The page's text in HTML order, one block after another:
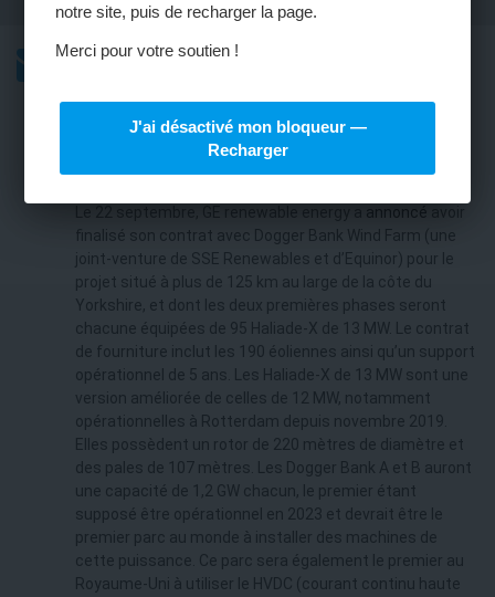
L’ACTU
ÉOLIEN OFFSHORE
Un contrat de 2,5 GW pour GE
annoncé
finalisé son contrat avec Dogger Bank Wind Farm (une
joint-venture de SSE Renewables et d’Equinor) pour le
projet situé à plus de 125 km au large de la côte du
Yorkshire, et dont les deux premières phases seront
chacune équipées de 95 Haliade-X de 13 MW. Le contrat
de fourniture inclut les 190 éoliennes ainsi qu’un support
opérationnel de 5 ans. Les Haliade-X de 13 MW sont une
version améliorée de celles de 12 MW, notamment
opérationnelles à Rotterdam depuis novembre 2019.
Elles possèdent un rotor de 220 mètres de diamètre et
des pales de 107 mètres. Les Dogger Bank A et B auront
une capacité de 1,2 GW chacun, le premier étant
supposé être opérationnel en 2023 et devrait être le
premier parc au monde à installer des machines de
cette puissance. Ce parc sera également le premier au
Royaume-Uni à utiliser le HVDC (courant continu haute
notre site, puis de recharger la page.
Merci pour votre soutien !
J'ai désactivé mon bloqueur —
Recharger